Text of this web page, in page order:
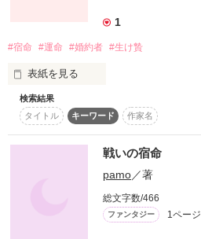
作品を読む
それこそが僕の宿命なんだ
1
#宿命 #運命 #婚約者 #生け贄
表紙を見る
ひどく滑稽で醜くて、そして美しい
逃れられない宿命
生け贄として捧げられる樋口桃香
検索結果
タイトル
キーワード 作家名
戦いの宿命
pamo／著
総文字数/466
ファンタジー 1ページ